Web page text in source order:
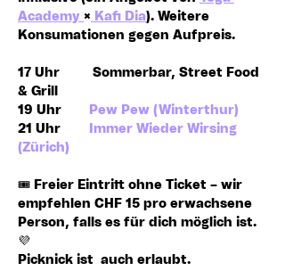
Academy × Kafi Dia). Weitere
Konsumationen gegen Aufpreis.
17 Uhr
& Grill
Pew Pew (Winterthur)
21 Uhr
Immer Wieder Wirsing
(Zürich)
🎟️ Freier Eintritt ohne Ticket – wir
empfehlen CHF 15 pro erwachsene
Person, falls es für dich möglich ist.
💜
Picknick ist  auch erlaubt.